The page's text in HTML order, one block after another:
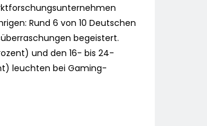
Rund 6 von 10 Deutschen
begeistert.
und den 16- bis 24-
leuchten bei Gaming-